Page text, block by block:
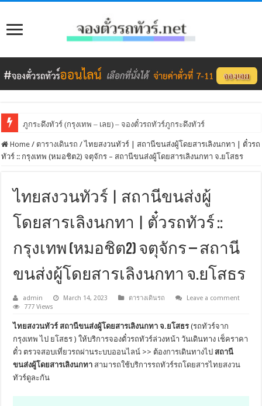
ภูกระดึงทัวร์ (กรุงเทพ – เลย) – จองตั๋วรถทัวร์ภูกระดึงทัวร์
Home / ตารางเดินรถ / ไทยสงวนทัวร์ | สถานีขนส่งผู้โดยสารเลิงนกทา | ตั๋วรถ
ทัวร์ :: กรุงเทพ (หมอชิต2) จตุจักร – สถานีขนส่งผู้โดยสารเลิงนกทา จ.ยโสธร
ไทยสงวนทัวร์ | สถานีขนส่งผู้
โดยสารเลิงนกทา | ตั๋วรถทัวร์ ::
กรุงเทพ (หมอชิต2) จตุจักร – สถานี
ขนส่งผู้โดยสารเลิงนกทา จ.ยโสธร
admin March 14, 2023 ตารางเดินรถ
Leave a comment
777 Views
ไทยสงวนทัวร์ สถานีขนส่งผู้โดยสารเลิงนกทา จ.ยโสธร (รถทัวร์จาก
กรุงเทพ ไป ยโสธร ) ให้บริการจองตั๋วรถทัวร์ล่วงหน้า วันเดินทาง เช็คราคา
ตั๋ว ตรวจสอบเที่ยวรถผ่านระบบออนไลน์ >> ต้องการเดินทางไปสถานี
ขนส่งผู้โดยสารเลิงนกทา สามารถใช้บริการรถทัวร์รถโดยสารไทยสงวน
ทัวร์ดูละกัน